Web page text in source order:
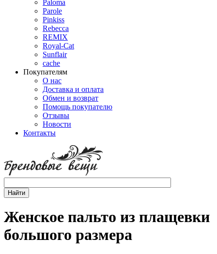
Paloma
Parole
Pinkiss
Rebecca
REMIX
Royal-Cat
Sunflair
cache
Покупателям
О нас
Доставка и оплата
Обмен и возврат
Помощь покупателю
Отзывы
Новости
Контакты
Женское пальто из плащевки
большого размера